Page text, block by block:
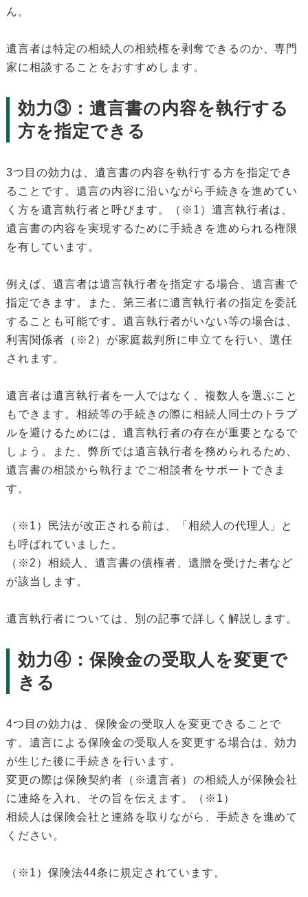
ん。
遺言者は特定の相続人の相続権を剥奪できるのか、専門
家に相談することをおすすめします。
効力③：遺言書の内容を執行する
方を指定できる
3つ目の効力は、遺言書の内容を執行する方を指定でき
ることです。遺言の内容に沿いながら手続きを進めてい
く方を遺言執行者と呼びます。（※1）遺言執行者は、
遺言書の内容を実現するために手続きを進められる権限
を有しています。
例えば、遺言者は遺言執行者を指定する場合、遺言書で
指定できます。また、第三者に遺言執行者の指定を委託
することも可能です。遺言執行者がいない等の場合は、
利害関係者（※2）が家庭裁判所に申立てを行い、選任
されます。
遺言者は遺言執行者を一人ではなく、複数人を選ぶこと
もできます。相続等の手続きの際に相続人同士のトラブ
ルを避けるためには、遺言執行者の存在が重要となるで
しょう。また、弊所では遺言執行者を務められるため、
遺言書の相談から執行までご相談者をサポートできま
す。
（※1）民法が改正される前は、「相続人の代理人」と
も呼ばれていました。
（※2）相続人、遺言書の債権者、遺贈を受けた者など
が該当します。
遺言執行者については、別の記事で詳しく解説します。
効力④：保険金の受取人を変更で
きる
4つ目の効力は、保険金の受取人を変更できることで
す。遺言による保険金の受取人を変更する場合は、効力
が生じた後に手続きを行います。
変更の際は保険契約者（※遺言者）の相続人が保険会社
に連絡を入れ、その旨を伝えます。（※1）
相続人は保険会社と連絡を取りながら、手続きを進めて
ください。
（※1）保険法44条に規定されています。